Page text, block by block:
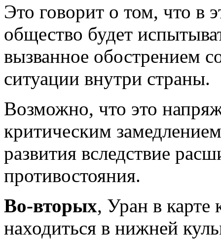
Это говорит о том, что в
общество будет
вызванное обострением
ситуации внутри страны.
Возможно, что это
критическим
развития вследствие
противостояния.
Во-вторых, Уран в карте
находиться в нижней